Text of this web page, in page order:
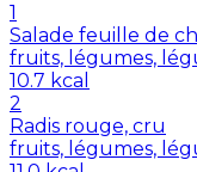
1
Salade feuille de
fruits, légumes,
10.7 kcal
2
Radis rouge, cru
fruits, légumes,